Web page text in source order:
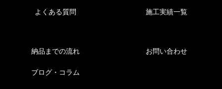
よくある質問 施工実績一覧
納品までの流れ
ブログ・コラム
お問い合わせ